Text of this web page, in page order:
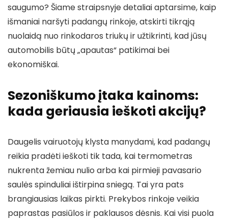
saugumo? Šiame straipsnyje detaliai aptarsime, kaip
išmaniai naršyti padangų rinkoje, atskirti tikrąją
nuolaidą nuo rinkodaros triukų ir užtikrinti, kad jūsų
automobilis būtų „apautas“ patikimai bei
ekonomiškai.
Sezoniškumo įtaka kainoms:
kada geriausia ieškoti akcijų?
Daugelis vairuotojų klysta manydami, kad padangų
reikia pradėti ieškoti tik tada, kai termometras
nukrenta žemiau nulio arba kai pirmieji pavasario
saulės spinduliai ištirpina sniegą. Tai yra pats
brangiausias laikas pirkti. Prekybos rinkoje veikia
paprastas pasiūlos ir paklausos dėsnis. Kai visi puola